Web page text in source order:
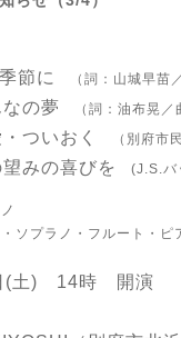
節に （詞：山城早苗
の夢 （詞：油布晃／
ついおく （別府市民
みの喜びを (J.S.バ
ソプラノ・フルート・ピ
(土) 14時 開演